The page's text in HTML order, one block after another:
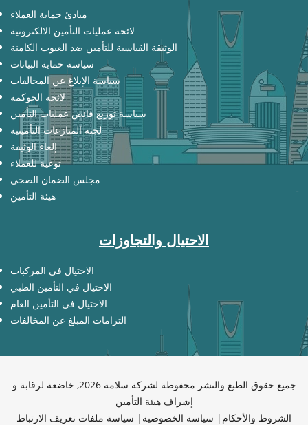
مبادئ حماية العملاء
لائحة عمليات التأمين الالكترونية
الوثيقة القياسية للتأمين ضد العيوب الكامنة
سياسة حماية البيانات
سياسة الإبلاغ عن المخالفات
لائحة الحوكمة
سياسة توزيع فائض عمليات التأمين
لجنة المنازعات التأمينية
إلغاء الوثيقة
توعية للعملاء
مجلس الضمان الصحي
هيئة التأمين
الاحتيال والتجاوزات
الاحتيال في المركبات
الاحتيال في التأمين الطبي
الاحتيال في التأمين العام
التزامات المبلغ عن المخالفات
جميع حقوق الطبع والنشر محفوظة لشركة سلامة 2026, خاضعة لرقابة و
إشراف هيئة التأمين
الشروط والأحكام | سياسة الخصوصية | سياسة ملفات تعريف الارتباط